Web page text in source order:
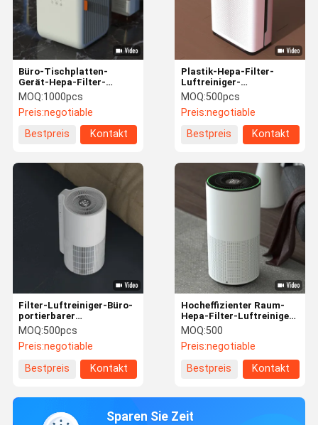
Büro-Tischplatten-
Gerät-Hepa-Filter-
Luftreiniger-Befeuchtung
Tuya WiFi
MOQ:1000pcs
Preis:negotiable
Bestpreis
Kontakt
Plastik-Hepa-Filter-
Luftreiniger-
Haushaltsgerät-Plasma-
Schlafzimmer-UVlampe
MOQ:500pcs
Preis:negotiable
Bestpreis
Kontakt
Filter-Luftreiniger-Büro-
portierbarer
Tischplattenluftfilter
110V 220V Hepa
MOQ:500pcs
Preis:negotiable
Bestpreis
Kontakt
Hocheffizienter Raum-
Hepa-Filter-Luftreiniger
mit Ozon-UV-
Sterilisation
MOQ:500
Preis:negotiable
Bestpreis
Kontakt
Sparen Sie Zeit